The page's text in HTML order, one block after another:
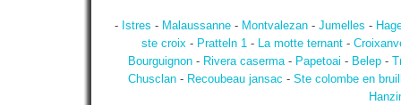
- Istres - Malaussanne - Montvalezan - Jumelles -
ste croix - Pratteln 1 - La motte ternant -
Bourguignon- Rivera caserma- Papetoai - Belep-
Chusclan- Recoubeau jansac - Ste colombe en